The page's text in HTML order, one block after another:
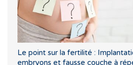
Le point sur la fertilité :
embryons et fausse couche à